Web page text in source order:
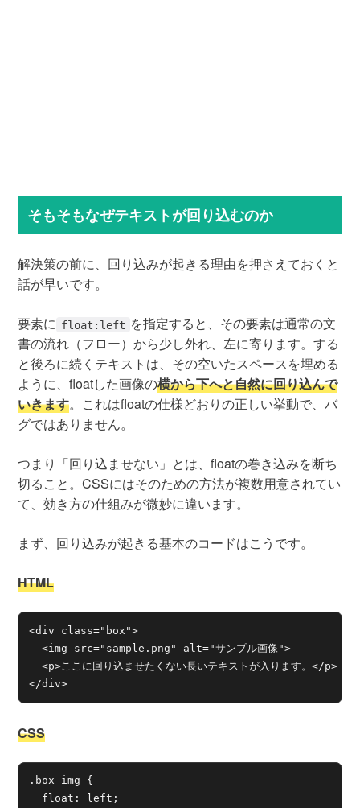
そもそもなぜテキストが回り込むのか
解決策の前に、回り込みが起きる理由を押さえておくと
話が早いです。
要素に float:left を指定すると、その要素は通常の文
書の流れ（フロー）から少し外れ、左に寄ります。する
と後ろに続くテキストは、その空いたスペースを埋める
ように、floatした画像の横から下へと自然に回り込んで
いきます。これはfloatの仕様どおりの正しい挙動で、バ
グではありません。
つまり「回り込ませない」とは、floatの巻き込みを断ち
切ること。CSSにはそのための方法が複数用意されてい
て、効き方の仕組みが微妙に違います。
まず、回り込みが起きる基本のコードはこうです。
HTML
<div class="box">
  <img src="sample.png" alt="サンプル画像">
  <p>ここに回り込ませたくない長いテキストが入ります。</p>
</div>
CSS
.box img {
  float: left;